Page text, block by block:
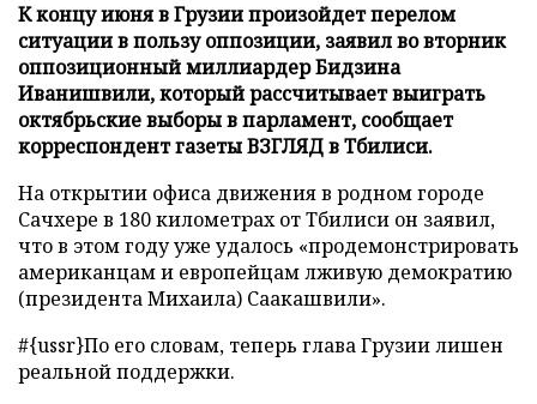
К концу июня в Грузии произойдет перелом
ситуации в пользу оппозиции, заявил во вторник
оппозиционный миллиардер Бидзина
Иванишвили, который рассчитывает выиграть
октябрьские выборы в парламент, сообщает
корреспондент газеты ВЗГЛЯД в Тбилиси.
На открытии офиса движения в родном городе
Сачхере в 180 километрах от Тбилиси он заявил,
что в этом году уже удалось «продемонстрировать
американцам и европейцам лживую демократию
(президента Михаила) Саакашвили».
#{ussr}По его словам, теперь глава Грузии лишен
реальной поддержки.